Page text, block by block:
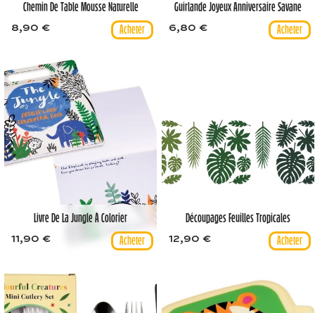
Chemin De Table Mousse Naturelle
8,90 €
Guirlande Joyeux Anniversaire Savane
6,80 €
Livre De La Jungle À Colorier
11,90 €
Découpages Feuilles Tropicales
12,90 €